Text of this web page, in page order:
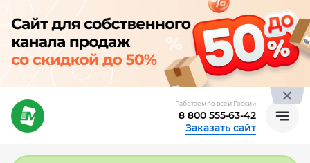
Работаем по всей России
8 800 555-63-42
Заказать сайт